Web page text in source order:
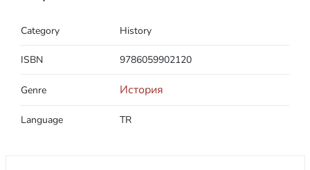
Category History
ISBN 9786059902120
Genre История
Language TR